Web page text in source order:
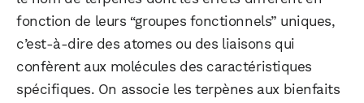
fonction de leurs “groupes fonctionnels” uniques,
c’est-à-dire des atomes ou des liaisons qui
confèrent aux molécules des caractéristiques
spécifiques. On associe les terpènes aux bienfaits